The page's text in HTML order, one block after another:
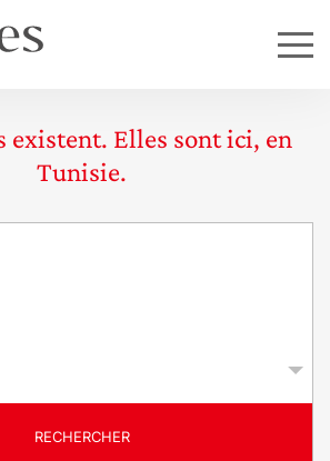
existent. Elles sont ici, en
Tunisie.
RECHERCHER